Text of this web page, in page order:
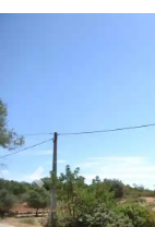
Contacte-
e
Condições
Testemunhos
Previous